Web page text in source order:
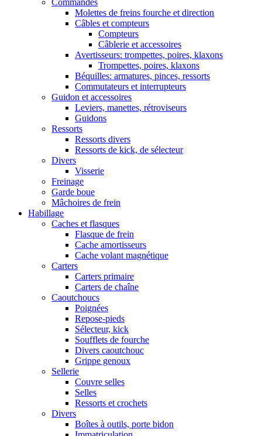
Commandes
Molettes de freins fourche et direction
Câbles et compteurs
Compteurs
Câblerie et accessoires
Avertisseurs: trompettes, poires, klaxons
Trompettes, poires, klaxons
Béquilles: armatures, pinces, ressorts
Commutateurs et interrupteurs
Guidon et accessoires
Leviers, manettes, rétroviseurs
Guidons
Ressorts
Ressorts divers
Ressorts de kick, de sélecteur
Divers
Visserie
Freinage
Garde boue
Mâchoires de frein
Habillage
Caches et flasques
Flasque de frein
Cache amortisseurs
Cache volant magnétique
Carters
Carters primaire
Carters de chaîne
Caoutchoucs
Poignées
Repose-pieds
Sélecteur, kick
Soufflets de fourche
Divers caoutchouc
Grippe genoux
Sellerie
Couvre selles
Selles
Ressorts et crochets
Divers
Boîtes à outils, porte bidon